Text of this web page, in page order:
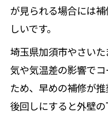
が見られる場合には
しいです。
埼玉県加須市やさい
気や気温差の影響で
ため、早めの補修が
後回しにすると外壁